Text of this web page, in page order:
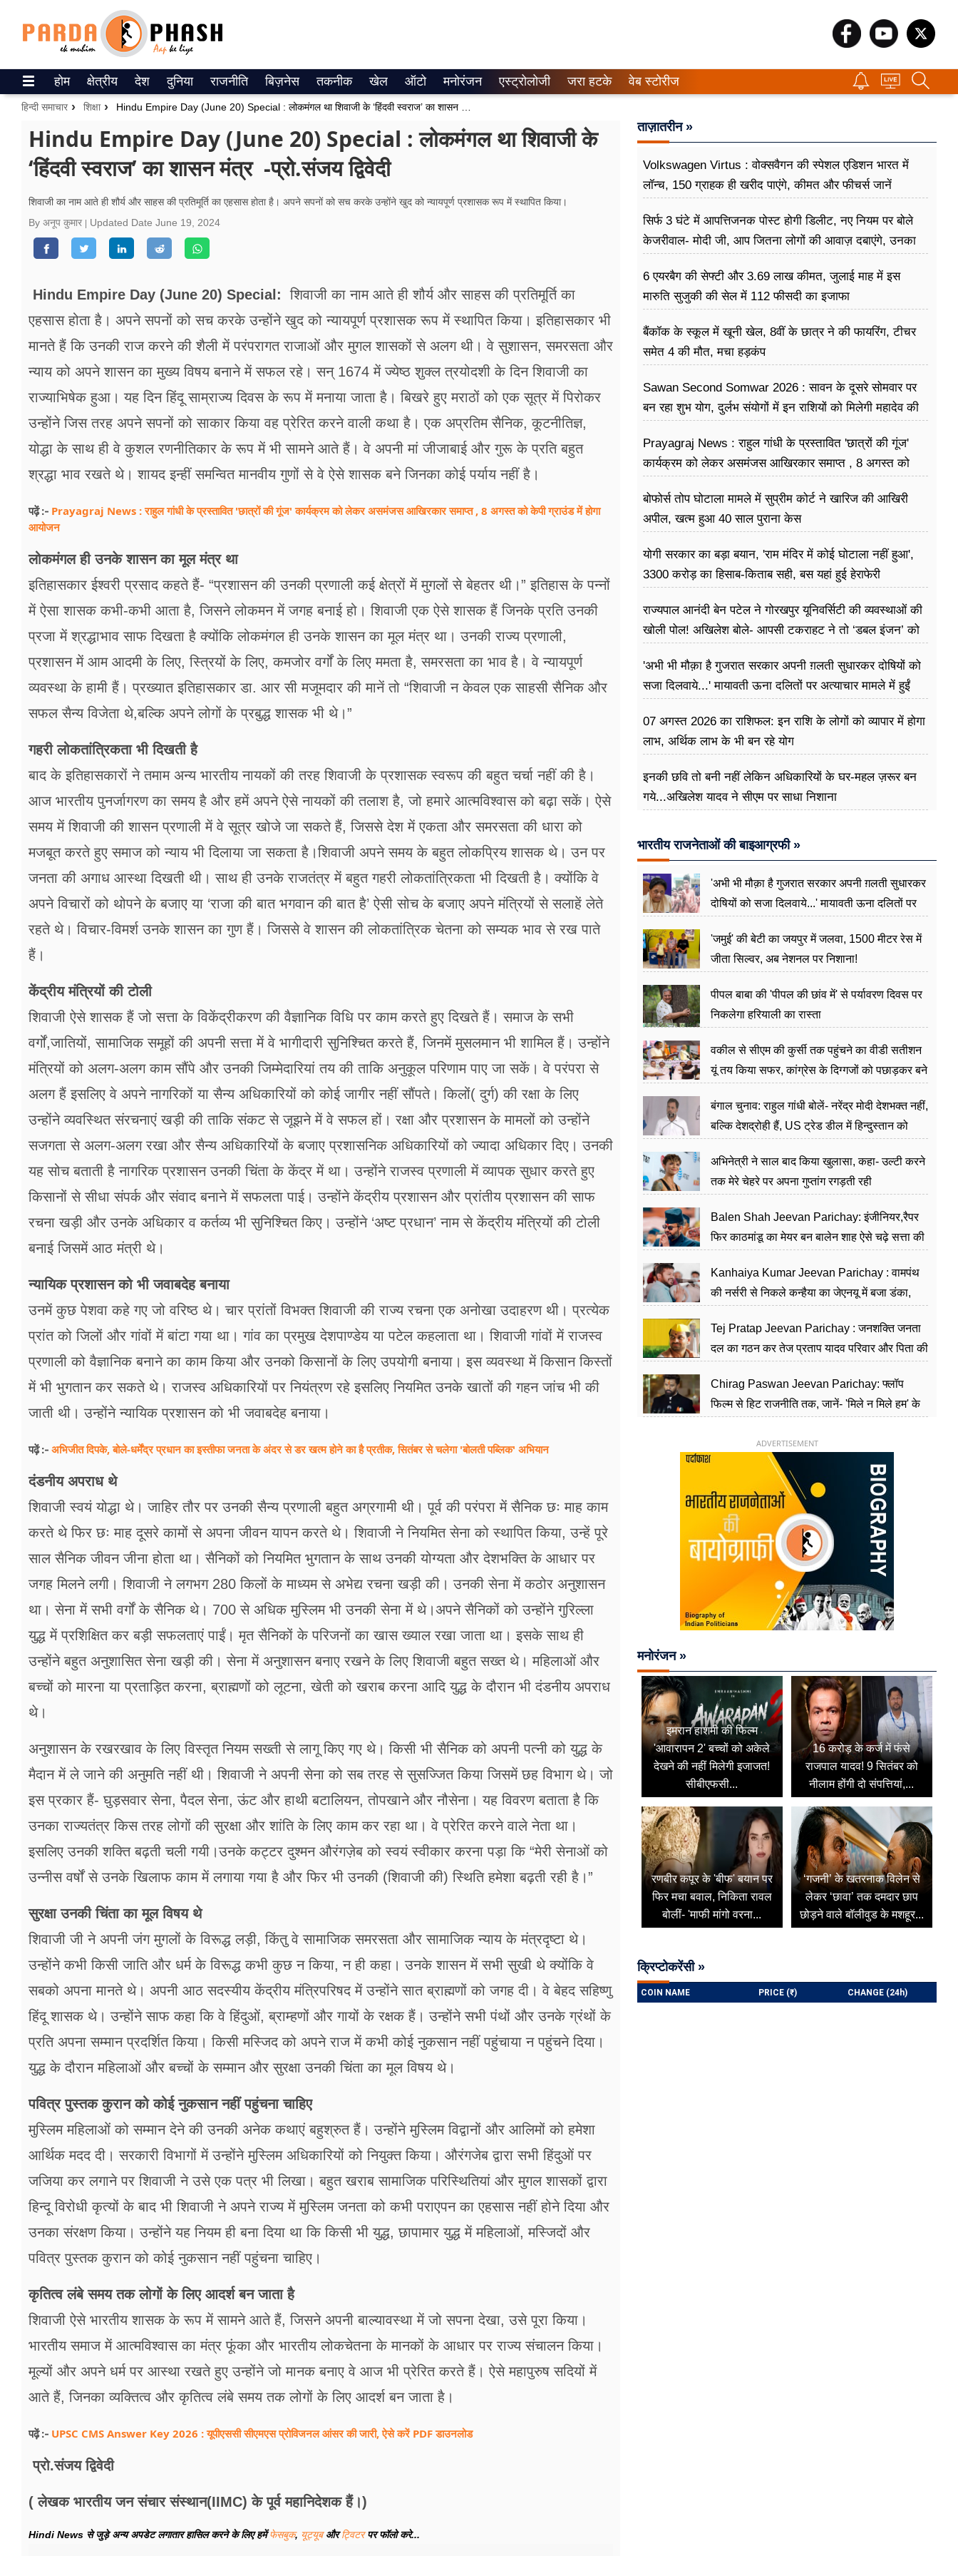
ePaper
वेब स्टोरीज
उत्तर प्रदेश
गैलरी
वीडियो
रिलेशनशिप
जीवन मंत्रा
फूड
ब्‍यूटी
जॉब्स
शिक्षा
होम क्षेत्रीय देश दुनिया राजनीति बिज़नेस तकनीक खेल ऑटो मनोरंजन एस्ट्रोलोजी जरा हटके वेब स्टोरीज
हिन्दी समाचार शिक्षा
Hindu Empire Day (June 20) Special : लोकमंगल था शिवाजी के
‘हिंदवी स्वराज’ का शासन मंत्र -प्रो.संजय द्विवेदी
शिवाजी का नाम आते ही शौर्य और साहस की प्रतिमूर्ति का एहसास होता है। अपने सपनों को सच करके उन्होंने खुद को न्यायपूर्ण प्रशासक रूप में स्थापित किया।
By अनूप कुमार
Updated Date June 19, 2024
Hindu Empire Day (June 20) Special: शिवाजी का नाम आते ही शौर्य और साहस की प्रतिमूर्ति का
एहसास होता है। अपने सपनों को सच करके उन्होंने खुद को न्यायपूर्ण प्रशासक रूप में स्थापित किया। इतिहासकार भी
मानते हैं कि उनकी राज करने की शैली में परंपरागत राजाओं और मुगल शासकों से अलग थी। वे सुशासन, समरसता और
न्याय को अपने शासन का मुख्य विषय बनाने में सफल रहे। सन् 1674 में ज्येष्ठ शुक्ल त्रयोदशी के दिन शिवाजी का
राज्याभिषेक हुआ। यह दिन हिंदू साम्राज्य दिवस के रूप में मनाया जाता है। बिखरे हुए मराठों को एक सूत्र में पिरोकर
उन्होंने जिस तरह अपने सपनों को साकार किया वह प्रेरित करने वाली कथा है। एक अप्रतिम सैनिक, कूटनीतिज्ञ,
योद्धा के साथ ही वे कुशल रणनीतिकार के रूप में भी सामने आते हैं। वे अपनी मां जीजाबाई और गुरू के प्रति बहुत
श्रद्धा भाव रखते थे। शायद इन्हीं समन्वित मानवीय गुणों से वे ऐसे शासक बने जिनका कोई पर्याय नहीं है।
पढ़ें :- Prayagraj News : राहुल गांधी के प्रस्तावित 'छात्रों की गूंज' कार्यक्रम को लेकर असमंजस आखिरकार समाप्त , 8 अगस्त को केपी ग्राउंड में होगा
आयोजन
लोकमंगल ही उनके शासन का मूल मंत्र था
इतिहासकार ईश्वरी प्रसाद कहते हैं- “प्रशासन की उनकी प्रणाली कई क्षेत्रों में मुगलों से बेहतर थी।” इतिहास के पन्नों
में ऐसा शासक कभी-कभी आता है, जिसने लोकमन में जगह बनाई हो। शिवाजी एक ऐसे शासक हैं जिनके प्रति उनकी
प्रजा में श्रद्धाभाव साफ दिखता है क्योंकि लोकमंगल ही उनके शासन का मूल मंत्र था। उनकी राज्य प्रणाली,
प्रशासन में आम आदमी के लिए, स्त्रियों के लिए, कमजोर वर्गों के लिए ममता है, समरसता का भाव है। वे न्यायपूर्ण
व्यवस्था के हामी हैं। प्रख्यात इतिहासकार डा. आर सी मजूमदार की मानें तो “शिवाजी न केवल एक साहसी सैनिक और
सफल सैन्य विजेता थे,बल्कि अपने लोगों के प्रबुद्ध शासक भी थे।”
गहरी लोकतांत्रिकता भी दिखती है
बाद के इतिहासकारों ने तमाम अन्य भारतीय नायकों की तरह शिवाजी के प्रशासक स्वरूप की बहुत चर्चा नहीं की है।
आज भारतीय पुनर्जागरण का समय है और हमें अपने ऐसे नायकों की तलाश है, जो हमारे आत्मविश्वास को बढ़ा सकें। ऐसे
समय में शिवाजी की शासन प्रणाली में वे सूत्र खोजे जा सकते हैं, जिससे देश में एकता और समरसता की धारा को
मजबूत करते हुए समाज को न्याय भी दिलाया जा सकता है।शिवाजी अपने समय के बहुत लोकप्रिय शासक थे। उन पर
जनता की अगाध आस्था दिखती थी। साथ ही उनके राजतंत्र में बहुत गहरी लोकतांत्रिकता भी दिखती है। क्योंकि वे
अपने विचारों को थोपने के बजाए या ‘राजा की बात भगवान की बात है’ ऐसी सोच के बजाए अपने मंत्रियों से सलाहें लेते
रहते थे। विचार-विमर्श उनके शासन का गुण हैं। जिससे वे शासन की लोकतांत्रिक चेतना को सम्यक भाव से रख पाते
हैं।
केंद्रीय मंत्रियों की टोली
शिवाजी ऐसे शासक हैं जो सत्ता के विकेंद्रीकरण की वैज्ञानिक विधि पर काम करते हुए दिखते हैं। समाज के सभी
वर्गों,जातियों, सामाजिक समूहों की अपनी सत्ता में वे भागीदारी सुनिश्चित करते हैं, जिनमें मुसलमान भी शामिल हैं। उन्होंने
मंत्रियों को अलग-अलग काम सौंपे और उनकी जिम्मेदारियां तय की ताकि अनुकूल परिणाम पाए जा सकें। वे परंपरा से
अलग हैं इसलिए वे अपने नागरिकों या सैन्य अधिकारियों को कोई जागीर नहीं सौंपते। किलों( दुर्ग) की रक्षा के लिए
उन्होंने व्यवस्थित संरचनाएं खड़ी की ताकि संकट से जूझने में वे सफल हों। रक्षा और प्रशासन के मामलों को उन्होंने
सजगता से अलग-अलग रखा और सैन्य अधिकारियों के बजाए प्रशासनिक अधिकारियों को ज्यादा अधिकार दिए। उनकी
यह सोच बताती है नागरिक प्रशासन उनकी चिंता के केंद्र में था। उन्होंने राजस्व प्रणाली में व्यापक सुधार करते हुए
किसानों से सीधा संपर्क और संवाद बनाने में सफलता पाई। उन्होंने केंद्रीय प्रशासन और प्रांतीय प्रशासन की साफ
रचना खड़ी और उनके अधिकार व कर्तव्य भी सुनिश्चित किए। उन्होंने ‘अष्ट प्रधान’ नाम से केंद्रीय मंत्रियों की टोली
बनाई जिसमें आठ मंत्री थे।
न्यायिक प्रशासन को भी जवाबदेह बनाया
उनमें कुछ पेशवा कहे गए जो वरिष्ठ थे। चार प्रांतों विभक्त शिवाजी की राज्य रचना एक अनोखा उदाहरण थी। प्रत्येक
प्रांत को जिलों और गांवों में बांटा गया था। गांव का प्रमुख देशपाण्डेय या पटेल कहलाता था। शिवाजी गांवों में राजस्व
प्रणाली को वैज्ञानिक बनाने का काम किया और उनको किसानों के लिए उपयोगी बनाया। इस व्यवस्था में किसान किस्तों
में भी भुगतान कर सकते थे। राजस्व अधिकारियों पर नियंत्रण रहे इसलिए नियमित उनके खातों की गहन जांच भी की
जाती थी। उन्होंने न्यायिक प्रशासन को भी जवाबदेह बनाया।
पढ़ें :- अभिजीत दिपके, बोले-धर्मेंद्र प्रधान का इस्तीफा जनता के अंदर से डर खत्म होने का है प्रतीक, सितंबर से चलेगा 'बोलती पब्लिक' अभियान
दंडनीय अपराध थे
शिवाजी स्वयं योद्धा थे। जाहिर तौर पर उनकी सैन्य प्रणाली बहुत अग्रगामी थी। पूर्व की परंपरा में सैनिक छः माह काम
करते थे फिर छः माह दूसरे कामों से अपना जीवन यापन करते थे। शिवाजी ने नियमित सेना को स्थापित किया, उन्हें पूरे
साल सैनिक जीवन जीना होता था। सैनिकों को नियमित भुगतान के साथ उनकी योग्यता और देशभक्ति के आधार पर
जगह मिलने लगी। शिवाजी ने लगभग 280 किलों के माध्यम से अभेद्य रचना खड़ी की। उनकी सेना में कठोर अनुशासन
था। सेना में सभी वर्गों के सैनिक थे। 700 से अधिक मुस्लिम भी उनकी सेना में थे।अपने सैनिकों को उन्होंने गुरिल्ला
युद्ध में प्रशिक्षित कर बड़ी सफलताएं पाईं। मृत सैनिकों के परिजनों का खास ख्याल रखा जाता था। इसके साथ ही
उन्होंने बहुत अनुशासित सेना खड़ी की। सेना में अनुशासन बनाए रखने के लिए शिवाजी बहुत सख्त थे। महिलाओं और
बच्चों को मारना या प्रताड़ित करना, ब्राह्मणों को लूटना, खेती को खराब करना आदि युद्ध के दौरान भी दंडनीय अपराध
थे।
अनुशासन के रखरखाव के लिए विस्तृत नियम सख्ती से लागू किए गए थे। किसी भी सैनिक को अपनी पत्नी को युद्ध के
मैदान में ले जाने की अनुमति नहीं थी। शिवाजी ने अपनी सेना को सब तरह से सुसज्जित किया जिसमें छह विभाग थे। जो
इस प्रकार हैं- घुड़सवार सेना, पैदल सेना, ऊंट और हाथी बटालियन, तोपखाने और नौसेना। यह विवरण बताता है कि
उनका राज्यतंत्र किस तरह लोगों की सुरक्षा और शांति के लिए काम कर रहा था। वे प्रेरित करने वाले नेता था।
इसलिए उनकी शक्ति बढ़ती चली गयी।उनके कट्टर दुश्मन औरंगज़ेब को स्वयं स्वीकार करना पड़ा कि “मेरी सेनाओं को
उन्नीस वर्षों से उनके खिलाफ काम में लगाया गया है और फिर भी उनकी (शिवाजी की) स्थिति हमेशा बढ़ती रही है।”
सुरक्षा उनकी चिंता का मूल विषय थे
शिवाजी जी ने अपनी जंग मुगलों के विरूद्ध लड़ी, किंतु वे सामाजिक समरसता और सामाजिक न्याय के मंत्रदृष्टा थे।
उन्होंने कभी किसी जाति और धर्म के विरूद्ध कभी कुछ न किया, न ही कहा। उनके शासन में सभी सुखी थे क्योंकि वे
सबको अपना मानते थे। अपनी आठ सदस्यीय केंद्रीय मंत्रिपरिषद में उन्होंने सात ब्राह्मणों को जगह दी। वे बेहद सहिष्णु
हिंदू शासक थे। उन्होंने साफ कहा कि वे हिंदुओं, ब्राम्हणों और गायों के रक्षक हैं। उन्होंने सभी पंथों और उनके ग्रंथों के
प्रति अपना सम्मान प्रदर्शित किया। किसी मस्जिद को अपने राज में कभी कोई नुकसान नहीं पहुंचाया न पहुंचने दिया।
युद्ध के दौरान महिलाओं और बच्चों के सम्मान और सुरक्षा उनकी चिंता का मूल विषय थे।
पवित्र पुस्तक कुरान को कोई नुकसान नहीं पहुंचना चाहिए
मुस्लिम महिलाओं को सम्मान देने की उनकी अनेक कथाएं बहुश्रुत हैं। उन्होंने मुस्लिम विद्वानों और आलिमों को हमेशा
आर्थिक मदद दी। सरकारी विभागों में उन्होंने मुस्लिम अधिकारियों को नियुक्त किया। औरंगजेब द्वारा सभी हिंदुओं पर
जजिया कर लगाने पर शिवाजी ने उसे एक पत्र भी लिखा। बहुत खराब सामाजिक परिस्थितियां और मुगल शासकों द्वारा
हिन्दू विरोधी कृत्यों के बाद भी शिवाजी ने अपने राज्य में मुस्लिम जनता को कभी पराएपन का एहसास नहीं होने दिया और
उनका संरक्षण किया। उन्होंने यह नियम ही बना दिया था कि किसी भी युद्ध, छापामार युद्ध में महिलाओं, मस्जिदों और
पवित्र पुस्तक कुरान को कोई नुकसान नहीं पहुंचना चाहिए।
कृतित्व लंबे समय तक लोगों के लिए आदर्श बन जाता है
शिवाजी ऐसे भारतीय शासक के रूप में सामने आते हैं, जिसने अपनी बाल्यावस्था में जो सपना देखा, उसे पूरा किया।
भारतीय समाज में आत्मविश्वास का मंत्र फूंका और भारतीय लोकचेतना के मानकों के आधार पर राज्य संचालन किया।
मूल्यों और अपने धर्म पर आस्था रखते हुए उन्होंने जो मानक बनाए वे आज भी प्रेरित करते हैं। ऐसे महापुरुष सदियों में
आते हैं, जिनका व्यक्तित्व और कृतित्व लंबे समय तक लोगों के लिए आदर्श बन जाता है।
पढ़ें :- UPSC CMS Answer Key 2026 : यूपीएससी सीएमएस प्रोविजनल आंसर की जारी, ऐसे करें PDF डाउनलोड
प्रो.संजय द्विवेदी
( लेखक भारतीय जन संचार संस्थान(IIMC) के पूर्व महानिदेशक हैं।)
Hindi News से जुड़े अन्य अपडेट लगातार हासिल करने के लिए हमेंफेसबुक, यूट्यूबऔरट्विटरपर फॉलो करे...
ताज़ातरीन »
Volkswagen Virtus : वोक्सवैगन की स्पेशल एडिशन भारत में
लॉन्च, 150 ग्राहक ही खरीद पाएंगे, कीमत और फीचर्स जानें
सिर्फ 3 घंटे में आपत्तिजनक पोस्ट होगी डिलीट, नए नियम पर बोले
केजरीवाल- मोदी जी, आप जितना लोगों की आवाज़ दबाएंगे, उनका
6 एयरबैग की सेफ्टी और 3.69 लाख कीमत, जुलाई माह में इस
मारुति सुजुकी की सेल में 112 फीसदी का इजाफा
बैंकॉक के स्कूल में खूनी खेल, 8वीं के छात्र ने की फायरिंग, टीचर
समेत 4 की मौत, मचा हड़कंप
Sawan Second Somwar 2026 : सावन के दूसरे सोमवार पर
बन रहा शुभ योग, दुर्लभ संयोगों में इन राशियों को मिलेगी महादेव की
Prayagraj News : राहुल गांधी के प्रस्तावित 'छात्रों की गूंज'
कार्यक्रम को लेकर असमंजस आखिरकार समाप्त , 8 अगस्त को
बोफोर्स तोप घोटाला मामले में सुप्रीम कोर्ट ने खारिज की आखिरी
अपील, खत्म हुआ 40 साल पुराना केस
योगी सरकार का बड़ा बयान, 'राम मंदिर में कोई घोटाला नहीं हुआ',
3300 करोड़ का हिसाब-किताब सही, बस यहां हुई हेराफेरी
राज्यपाल आनंदी बेन पटेल ने गोरखपुर यूनिवर्सिटी की व्यवस्थाओं की
खोली पोल! अखिलेश बोले- आपसी टकराहट ने तो ‘डबल इंजन’ को
'अभी भी मौक़ा है गुजरात सरकार अपनी ग़लती सुधारकर दोषियों को
सजा दिलवाये...' मायावती ऊना दलितों पर अत्याचार मामले में हुईं
07 अगस्त 2026 का राशिफल: इन राशि के लोगों को व्यापार में होगा
लाभ, अर्थिक लाभ के भी बन रहे योग
इनकी छवि तो बनी नहीं लेकिन अधिकारियों के घर-महल ज़रूर बन
गये...अखिलेश यादव ने सीएम पर साधा​ निशाना
भारतीय राजनेताओं की बाइआग्रफी »
'अभी भी मौक़ा है गुजरात सरकार अपनी ग़लती सुधारकर
दोषियों को सजा दिलवाये...' मायावती ऊना दलितों पर
'जमुई' की बेटी का जयपुर में जलवा, 1500 मीटर रेस में
जीता सिल्वर, अब नेशनल पर निशाना!
पीपल बाबा की 'पीपल की छांव में' से पर्यावरण दिवस पर
निकलेगा हरियाली का रास्ता
वकील से सीएम की कुर्सी तक पहुंचने का वीडी सतीशन
यूं तय किया सफर, कांग्रेस के दिग्गजों को पछाड़कर बने
बंगाल चुनाव: राहुल गांधी बोलें- नरेंद्र मोदी देशभक्त नहीं,
बल्कि देशद्रोही हैं, US ट्रेड डील में हिन्दुस्तान को
अभिनेत्री ने साल बाद किया खुलासा, कहा- उल्टी करने
तक मेरे चेहरे पर अपना गुप्तांग रगड़ती रही
Balen Shah Jeevan Parichay: इंजीनियर,रैपर
फिर काठमांडू का मेयर बन बालेन शाह ऐसे चढ़े सत्ता की
Kanhaiya Kumar Jeevan Parichay : वामपंथ
की नर्सरी से निकले कन्हैया का जेएनयू में बजा डंका,
Tej Pratap Jeevan Parichay : जनशक्ति जनता
दल का गठन कर तेज प्रताप यादव परिवार और पिता की
Chirag Paswan Jeevan Parichay: फ्लॉप
फिल्म से हिट राजनीति तक, जानें- 'मिले न मिले हम' के
ADVERTISEMENT
मनोरंजन »
इमरान हाशमी की फिल्म
'आवारापन 2' बच्चों को अकेले
देखने की नहीं मिलेगी इजाजत!
सीबीएफसी...
16 करोड़ के कर्ज में फंसे
राजपाल यादव! 9 सितंबर को
नीलाम होंगी दो संपत्तियां,...
रणबीर कपूर के 'बीफ' बयान पर
फिर मचा बवाल, निकिता रावल
बोलीं- 'माफी मांगो वरना...
‘गजनी’ के खतरनाक विलेन से
लेकर ‘छावा’ तक दमदार छाप
छोड़ने वाले बॉलीवुड के मशहूर...
क्रिप्टोकरेंसी »